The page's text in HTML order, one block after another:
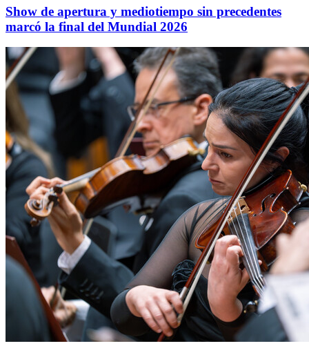
Show de apertura y mediotiempo sin precedentes
marcó la final del Mundial 2026